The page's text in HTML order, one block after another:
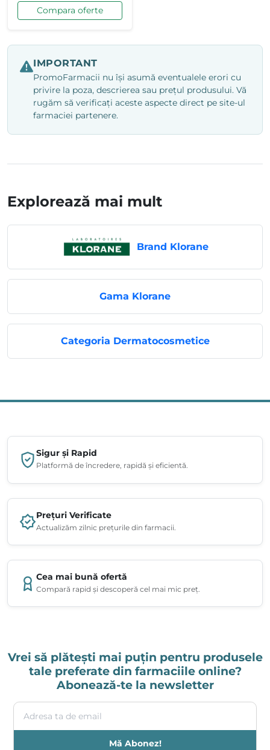
Compara oferte
IMPORTANT
PromoFarmacii nu își asumă eventualele erori cu
privire la poza, descrierea sau prețul produsului. Vă
rugăm să verificați aceste aspecte direct pe site-ul
farmaciei partenere.
Explorează mai mult
Brand Klorane
Gama Klorane
Categoria Dermatocosmetice
Sigur și Rapid
Platformă de încredere, rapidă și eficientă.
Prețuri Verificate
Actualizăm zilnic prețurile din farmacii.
Cea mai bună ofertă
Compară rapid și descoperă cel mai mic preț.
Vrei să plătești mai puțin pentru produsele
tale preferate din farmaciile online?
Abonează-te la newsletter
Adresa ta de email
Mă Abonez!